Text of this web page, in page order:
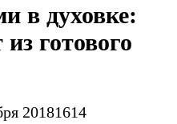
в духовке:
готового
20181614